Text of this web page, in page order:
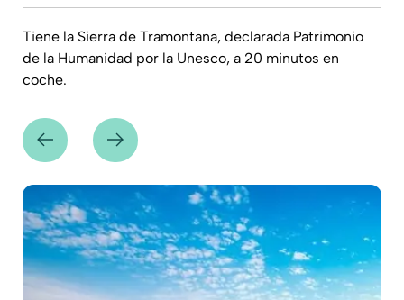
Tiene la Sierra de Tramontana, declarada Patrimonio
de la Humanidad por la Unesco, a 20 minutos en
coche.